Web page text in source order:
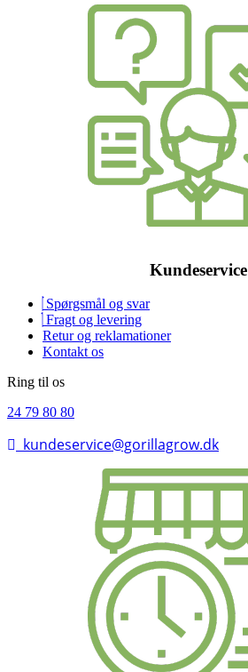
Kundeservice
Spørgsmål og svar
Fragt og levering
Retur og reklamationer
Kontakt os
Ring til os
24 79 80 80
kundeservice@gorillagrow.dk